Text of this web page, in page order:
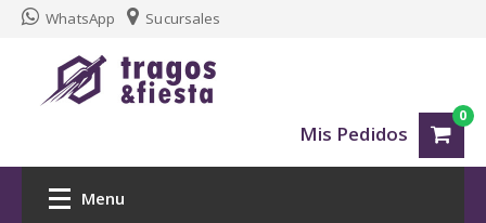
WhatsApp Sucursales
Mis Pedidos
0
Menu